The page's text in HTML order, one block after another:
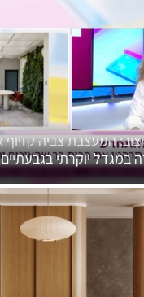
במגדל יוקרתי בגבעתיים